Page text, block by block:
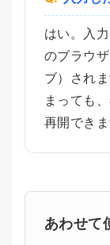
はい。入
のブラウ
ブ）され
まっても
再開できま
あわせて